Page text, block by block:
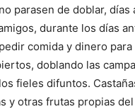
parasen de doblar, días
durante los días
comida y dinero para
doblando las
fieles difuntos.
y otras frutas propias